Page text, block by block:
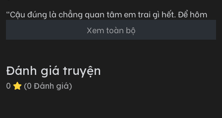
“Cậu đúng là chẳng quan tâm em trai gì hết. Để hôm
nào tôi giới thiệu đối tượng cho nó. Nó cứ như trẻ con
ấy, phải tìm người trưởng thành hơn một chút mới
Tim tôi chìm nghỉm xuống đáy hồ.
Chắc chắn anh biết tôi thích anh rồi.
Xem toàn bộ
Đánh giá truyện
0 (0 Đánh giá)